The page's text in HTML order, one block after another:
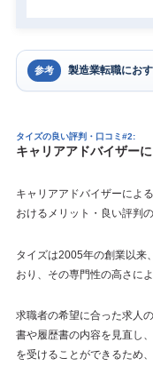
参考 製造業転職にお
タイズの良い評判・口コミ#2:
キャリアアドバイザー
キャリアアドバイザーによ
おけるメリット・良い評判の
タイズは2005年の創業以来
おり、その専門性の高さに
求職者の希望に合った求人
書や履歴書の内容を見直し
を受けることができるため